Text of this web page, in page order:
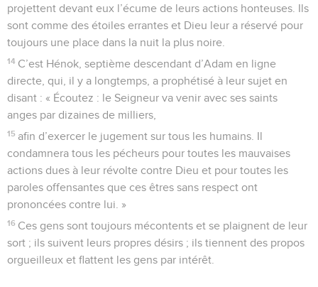
projettent devant eux l’écume de leurs actions honteuses. Ils
sont comme des étoiles errantes et Dieu leur a réservé pour
toujours une place dans la nuit la plus noire.
14 C’est Hénok, septième descendant d’Adam en ligne
directe, qui, il y a longtemps, a prophétisé à leur sujet en
disant : « Écoutez : le Seigneur va venir avec ses saints
anges par dizaines de milliers,
15 afin d’exercer le jugement sur tous les humains. Il
condamnera tous les pécheurs pour toutes les mauvaises
actions dues à leur révolte contre Dieu et pour toutes les
paroles offensantes que ces êtres sans respect ont
prononcées contre lui. »
16 Ces gens sont toujours mécontents et se plaignent de leur
sort ; ils suivent leurs propres désirs ; ils tiennent des propos
orgueilleux et flattent les gens par intérêt.